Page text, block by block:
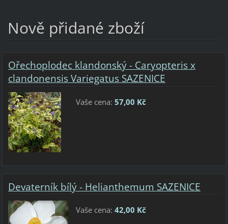
Nově přidané zboží
Ořechoplodec klandonský - Caryopteris x
clandonensis Variegatus SAZENICE
Vaše cena: 57,00 Kč
Devaterník bílý - Helianthemum SAZENICE
Vaše cena: 42,00 Kč